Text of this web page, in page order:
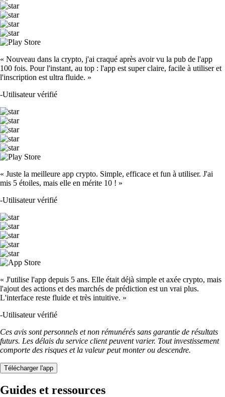
« Nouveau dans la crypto, j'ai craqué après avoir vu la pub de l'app
100 fois. Pour l'instant, au top : l'app est super claire, facile à utiliser et
l'inscription est ultra fluide. »
-Utilisateur vérifié
« Juste la meilleure app crypto. Simple, efficace et fun à utiliser. J'ai
mis 5 étoiles, mais elle en mérite 10 ! »
-Utilisateur vérifié
« J'utilise l'app depuis 5 ans. Elle était déjà simple et axée crypto, mais
l'ajout des actions et des marchés de prédiction est un vrai plus.
L'interface reste fluide et très intuitive. »
-Utilisateur vérifié
Ces avis sont personnels et non rémunérés sans garantie de résultats
futurs. Les délais du service client peuvent varier. Tout investissement
comporte des risques et la valeur peut monter ou descendre.
Télécharger l'app
Guides et ressources